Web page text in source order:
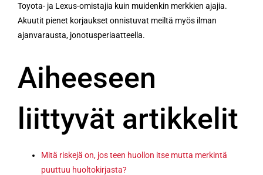
Toyota- ja Lexus-omistajia kuin muidenkin merkkien ajajia.
Akuutit pienet korjaukset onnistuvat meiltä myös ilman
ajanvarausta, jonotusperiaatteella.
Aiheeseen
liittyvät artikkelit
Mitä riskejä on, jos teen huollon itse mutta merkintä
puuttuu huoltokirjasta?